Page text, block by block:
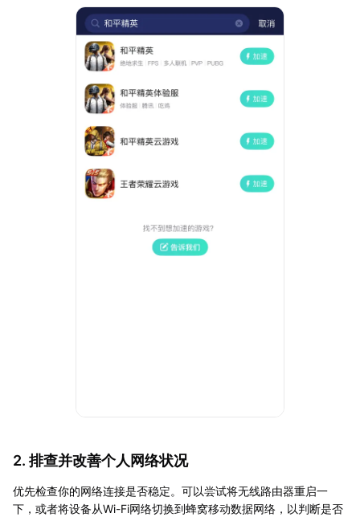
2. 排查并改善个人网络状况
优先检查你的网络连接是否稳定。可以尝试将无线路由器重启一
下，或者将设备从Wi-Fi网络切换到蜂窝移动数据网络，以判断是否